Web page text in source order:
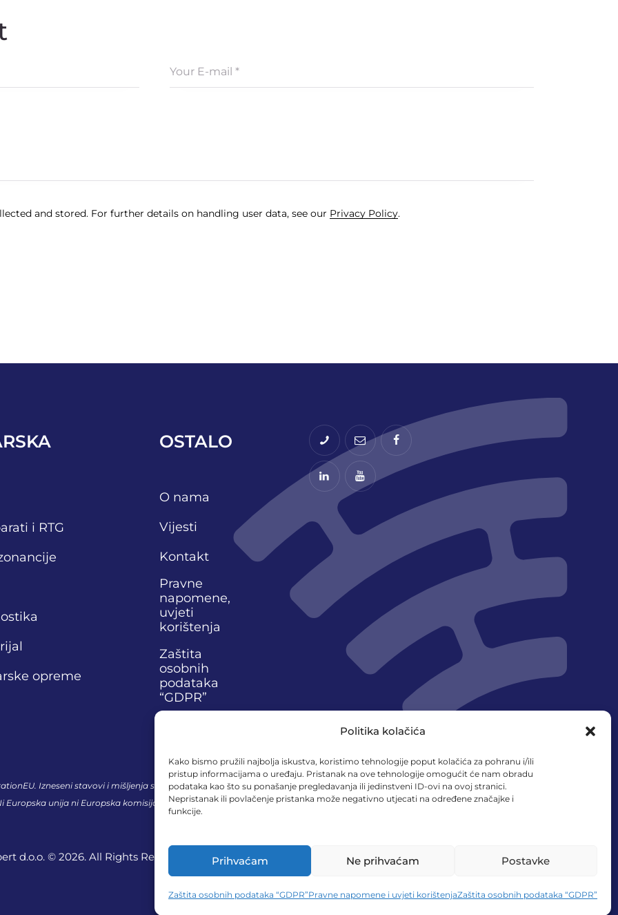
Politika kolačića
Kako bismo pružili najbolja iskustva, koristimo tehnologije poput kolačića za pohranu i/ili
pristup informacijama o uređaju. Pristanak na ove tehnologije omogućit će nam obradu
podataka kao što su ponašanje pregledavanja ili jedinstveni ID-ovi na ovoj stranici.
Nepristanak ili povlačenje pristanka može negativno utjecati na određene značajke i
funkcije.
Prihvaćam Ne prihvaćam Postavke
Zaštita osobnih podataka “GDPR”Pravne napomene i uvjeti korištenjaZaštita osobnih podataka “GDPR”
and stored. For further details on handling user data, see our Privacy Policy.
i RTG
opreme
OSTALO
O nama
Vijesti
Kontakt
Pravne
napomene,
uvjeti
korištenja
Zaštita
osobnih
podataka
“GDPR”
Izneseni stavovi i mišljenja samo su autorova i ne odražavaju nužno službena stajališta
Europska unija ni Europska komisija ne mogu se smatrati odgovornima za njih.
d.o.o. © 2026. All Rights Reserved.